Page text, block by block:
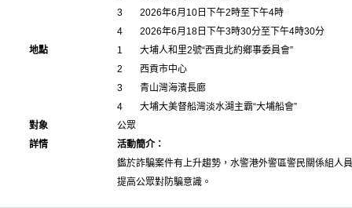
3
4
2026年6月10日下午2時至下午4時
2026年6月18日下午3時30分至下午4時30分
地點
1
2
3
4
大埔人和里2號“西貢北約鄉事委員會”
西貢市中心
青山灣海濱長廊
大埔大美督船灣淡水湖主霸“大埔船會”
對象
公眾
詳情
活動簡介：
鑑於詐騙案件有上升趨勢，水警港外警區警民關係組人
提高公眾對防騙意識。